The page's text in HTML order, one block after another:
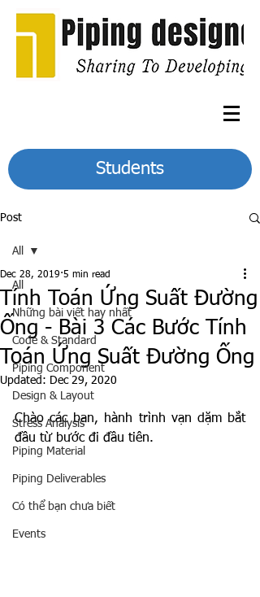
Students
Post
All
Những bài viết hay nhất
Code & Standard
Piping Component
Design & Layout
Stress Analysis
Piping Material
Piping Deliverables
Có thể bạn chưa biết
Events
All
Tính Toán Ứng Suất Đường
Ống - Bài 3 Các Bước Tính
Toán Ứng Suất Đường Ống
Dec 28, 2019 5 min read
Updated: Dec 29, 2020
Chào các bạn, hành trình vạn dặm bắt
đầu từ bước đi đầu tiên.